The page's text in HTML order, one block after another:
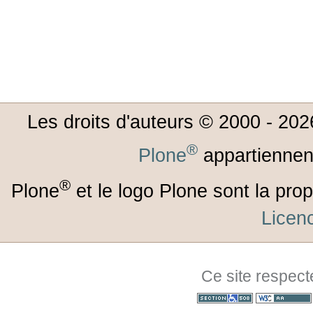
Les droits d'auteurs © 2000 -
Plone®
Plone® et le logo Plone sont la
Ce site